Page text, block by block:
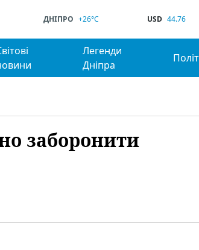
ДНІПРО +26°C USD 44.76
Легенди
Дніпра
заборонити